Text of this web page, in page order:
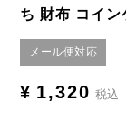
ち 財布 コイ
メール便対応
¥ 1,320 税込